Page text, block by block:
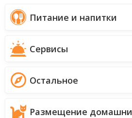
Питание и напитки
Сервисы
Остальное
Размещение